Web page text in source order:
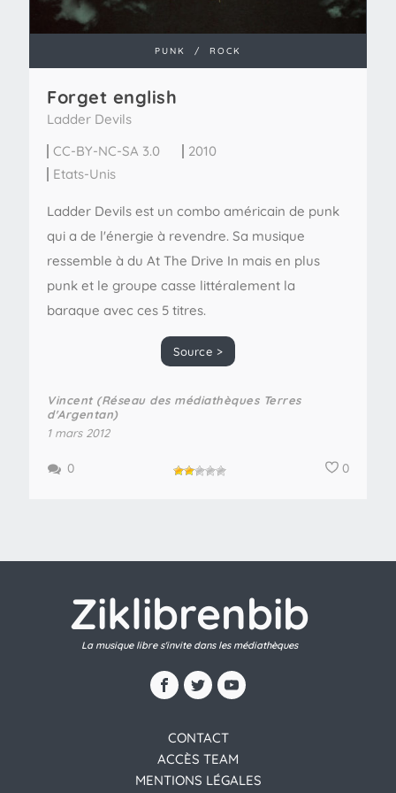
PUNK / ROCK
Forget english
Ladder Devils
CC-BY-NC-SA 3.0
2010
Etats-Unis
Ladder Devils est un combo américain de punk
qui a de l'énergie à revendre. Sa musique
ressemble à du At The Drive In mais en plus
punk et le groupe casse littéralement la
baraque avec ces 5 titres.
Source >
Vincent (Réseau des médiathèques Terres
d'Argentan)
1 mars 2012
0
0
Ziklibrenbib
La musique libre s'invite dans les médiathèques
CONTACT
ACCÈS TEAM
MENTIONS LÉGALES